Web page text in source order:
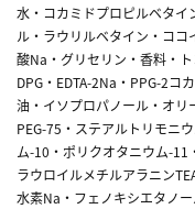
水・コカミドプロピルベタ
ル・ラウリルベタイン・ココ
酸Na・グリセリン・香料・
DPG・EDTA-2Na・PPG-2コ
油・イソプロパノール・オリ
PEG-75・ステアルトリモニ
ム-10・ポリクオタニウム-11
ラウロイルメチルアラニン
水素Na・フェノキシエタノ